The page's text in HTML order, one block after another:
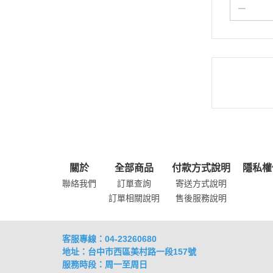
關於
聯絡我們
全部商品
訂單查詢
訂單相關說明
付款方式說明
寄送方式說明
售後服務說明
隱私
客服專線：04-23260680
地址：台中市西區美村路一段157號
服務時段：周一至周日